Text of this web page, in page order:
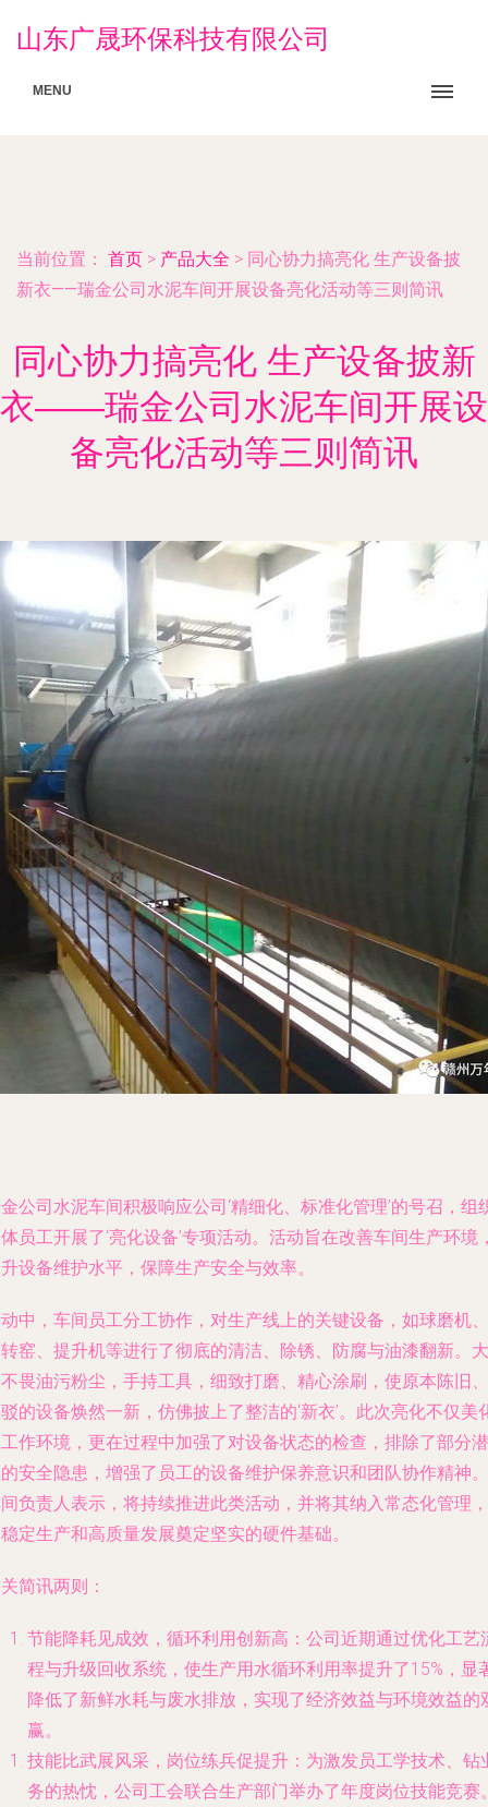
山东广晟环保科技有限公司
MENU
当前位置： 首页 > 产品大全 > 同心协力搞亮化 生产设备披
新衣——瑞金公司水泥车间开展设备亮化活动等三则简讯
同心协力搞亮化 生产设备披新
衣——瑞金公司水泥车间开展设
备亮化活动等三则简讯
公司水泥车间积极响应公司‘精细化、标准化管理’的号召，组
员工开展了‘亮化设备’专项活动。活动旨在改善车间生产环境
设备维护水平，保障生产安全与效率。
中，车间员工分工协作，对生产线上的关键设备，如球磨机、
窑、提升机等进行了彻底的清洁、除锈、防腐与油漆翻新。大
畏油污粉尘，手持工具，细致打磨、精心涂刷，使原本陈旧、
的设备焕然一新，仿佛披上了整洁的‘新衣’。此次亮化不仅美
作环境，更在过程中加强了对设备状态的检查，排除了部分潜
安全隐患，增强了员工的设备维护保养意识和团队协作精神。
负责人表示，将持续推进此类活动，并将其纳入常态化管理，
定生产和高质量发展奠定坚实的硬件基础。
简讯两则：
节能降耗见成效，循环利用创新高 ：公司近期通过优化工艺
程与升级回收系统，使生产用水循环利用率提升了15%，显
降低了新鲜水耗与废水排放，实现了经济效益与环境效益的
赢。
技能比武展风采，岗位练兵促提升 ：为激发员工学技术、钻
务的热忱，公司工会联合生产部门举办了年度岗位技能竞赛